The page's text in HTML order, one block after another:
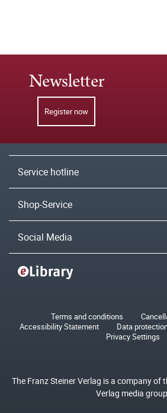
Newsletter
Register now
Service hotline
Shop-Service
Social Media
Terms and conditions
Accessibility Statement
Data
Privacy Settings
The Franz Steiner Verlag is a company of
Verlag media